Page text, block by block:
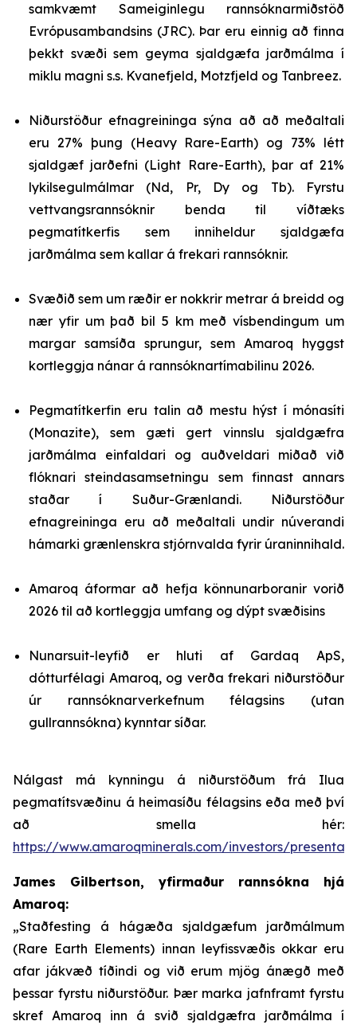
samkvæmt Sameiginlegu rannsóknarmiðstöð
Evrópusambandsins (JRC). Þar eru einnig að finna
þekkt svæði sem geyma sjaldgæfa jarðmálma í
miklu magni s.s. Kvanefjeld, Motzfjeld og Tanbreez.
Niðurstöður efnagreininga sýna að að meðaltali
eru 27% þung (Heavy Rare-Earth) og 73% létt
sjaldgæf jarðefni (Light Rare-Earth), þar af 21%
lykilsegulmálmar (Nd, Pr, Dy og Tb). Fyrstu
vettvangsrannsóknir benda til víðtæks
pegmatítkerfis sem inniheldur sjaldgæfa
jarðmálma sem kallar á frekari rannsóknir.
Svæðið sem um ræðir er nokkrir metrar á breidd og
nær yfir um það bil 5 km með vísbendingum um
margar samsíða sprungur, sem Amaroq hyggst
kortleggja nánar á rannsóknartímabilinu 2026.
Pegmatítkerfin eru talin að mestu hýst í mónasíti
(Monazite), sem gæti gert vinnslu sjaldgæfra
jarðmálma einfaldari og auðveldari miðað við
flóknari steindasamsetningu sem finnast annars
staðar í Suður-Grænlandi. Niðurstöður
efnagreininga eru að meðaltali undir núverandi
hámarki grænlenskra stjórnvalda fyrir úraninnihald.
Amaroq áformar að hefja könnunarboranir vorið
2026 til að kortleggja umfang og dýpt svæðisins
Nunarsuit-leyfið er hluti af Gardaq ApS,
dótturfélagi Amaroq, og verða frekari niðurstöður
úr rannsóknarverkefnum félagsins (utan
gullrannsókna) kynntar síðar.
Nálgast má kynningu á niðurstöðum frá Ilua
pegmatítsvæðinu á heimasíðu félagsins eða með því
að smella hér:
https://www.amaroqminerals.com/investors/
James Gilbertson, yfirmaður rannsókna hjá
Amaroq:
„Staðfesting á hágæða sjaldgæfum jarðmálmum
(Rare Earth Elements) innan leyfissvæðis okkar eru
afar jákvæð tíðindi og við erum mjög ánægð með
þessar fyrstu niðurstöður. Þær marka jafnframt fyrstu
skref Amaroq inn á svið sjaldgæfra jarðmálma í